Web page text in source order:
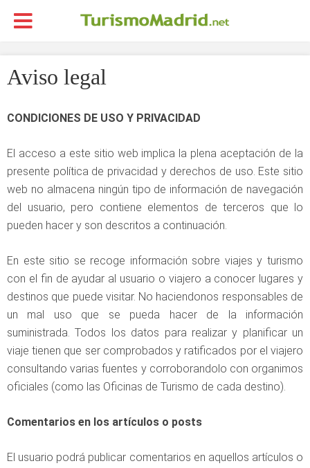
Aviso legal
CONDICIONES DE USO Y PRIVACIDAD
El acceso a este sitio web implica la plena aceptación de la
presente política de privacidad y derechos de uso. Este sitio
web no almacena ningún tipo de información de navegación
del usuario, pero contiene elementos de terceros que lo
pueden hacer y son descritos a continuación.
En este sitio se recoge información sobre viajes y turismo
con el fin de ayudar al usuario o viajero a conocer lugares y
destinos que puede visitar. No haciendonos responsables de
un mal uso que se pueda hacer de la información
suministrada. Todos los datos para realizar y planificar un
viaje tienen que ser comprobados y ratificados por el viajero
consultando varias fuentes y corroborandolo con organimos
oficiales (como las Oficinas de Turismo de cada destino).
Comentarios en los artículos o posts
El usuario podrá publicar comentarios en aquellos artículos o